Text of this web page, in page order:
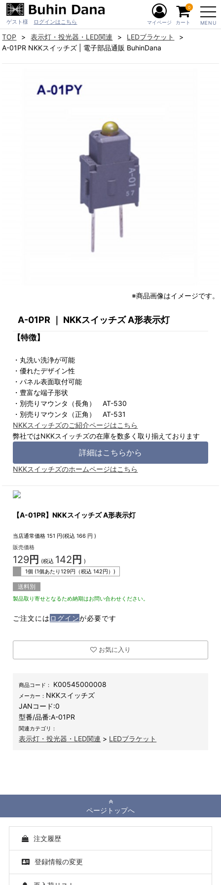
ゲスト様 ログインはこちら MENU
マイページ カート
0
TOP 表示灯・投光器・LED関連
LEDブラケット
A-01PR NKKスイッチズ | 電子部品通販 BuhinDana
※商品画像はイメージです。
A-01PR ｜ NKKスイッチズ A形表示灯
【特徴】
・丸洗い洗浄が可能
・優れたデザイン性
・パネル表面取付可能
・豊富な端子形状
・別売りマウンタ（長角） AT-530
・別売りマウンタ（正角） AT-531
NKKスイッチズのご紹介ページはこちら
弊社ではNKKスイッチズの在庫を数多く取り揃えております
詳細はこちらから
NKKスイッチズのホームページはこちら
【A-01PR】NKKスイッチズ A形表示灯
当店通常価格 151 円(税込166 円 )
販売価格
129円 (税込 142 円 )
1個 (1個あたり129円（税込142円）)
送料別
製品取り寄せとなるため納期はお問い合わせください。
ご注文には ログインが必要です
お気に入り
商品コード： K00545000008
メーカー： NKKスイッチズ
JANコード:0
型番/品番:A-01PR
関連カテゴリ：
表示灯・投光器・LED関連 > LEDブラケット
ページトップへ
注文履歴
登録情報の変更